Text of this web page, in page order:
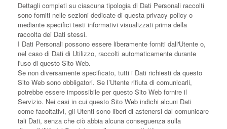
Dettagli completi su ciascuna tipologia di Dati Personali raccolti
sono forniti nelle sezioni dedicate di questa privacy policy o
mediante specifici testi informativi visualizzati prima della
raccolta dei Dati stessi.
I Dati Personali possono essere liberamente forniti dall'Utente o,
nel caso di Dati di Utilizzo, raccolti automaticamente durante
l'uso di questo Sito Web.
Se non diversamente specificato, tutti i Dati richiesti da questo
Sito Web sono obbligatori. Se l’Utente rifiuta di comunicarli,
potrebbe essere impossibile per questo Sito Web fornire il
Servizio. Nei casi in cui questo Sito Web indichi alcuni Dati
come facoltativi, gli Utenti sono liberi di astenersi dal comunicare
tali Dati, senza che ciò abbia alcuna conseguenza sulla